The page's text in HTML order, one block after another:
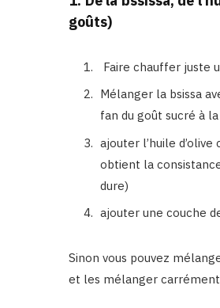
goûts)
Faire chauffer juste
Mélanger la bsissa
fan du goût sucré à
ajouter l’huile
obtient la
dure)
ajouter une couche
Sinon vous pouvez
et les mélanger carrément